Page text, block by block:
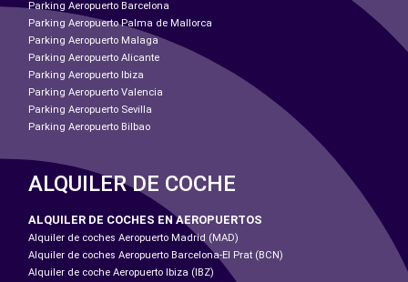
Parking Aeropuerto Barcelona
Parking Aeropuerto Palma de Mallorca
Parking Aeropuerto Malaga
Parking Aeropuerto Alicante
Parking Aeropuerto Ibiza
Parking Aeropuerto Valencia
Parking Aeropuerto Sevilla
Parking Aeropuerto Bilbao
ALQUILER DE COCHE
ALQUILER DE COCHES EN AEROPUERTOS
Alquiler de coches Aeropuerto Madrid (MAD)
Alquiler de coches Aeropuerto Barcelona-El Prat (BCN)
Alquiler de coche Aeropuerto Ibiza (IBZ)